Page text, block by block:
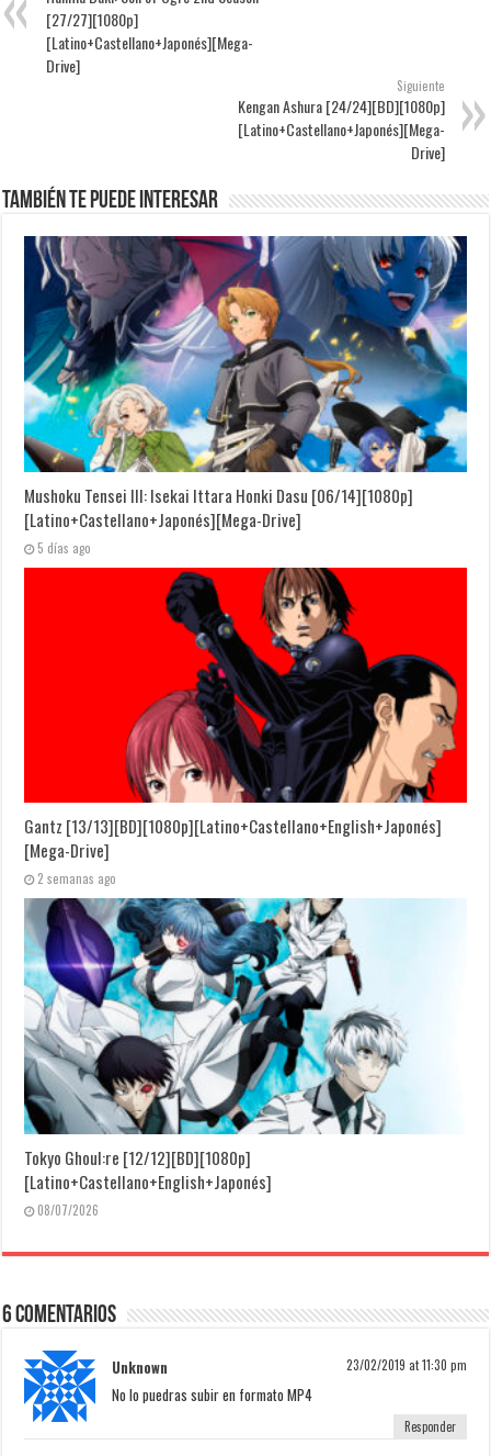
[27/27][1080p]
[Latino+Castellano+Japonés][Mega-
Drive]
Siguiente
Kengan Ashura [24/24][BD][1080p]
[Latino+Castellano+Japonés][Mega-
Drive]
También te puede interesar
Mushoku Tensei III: Isekai Ittara Honki Dasu [06/14][1080p]
[Latino+Castellano+Japonés][Mega-Drive]
5 días ago
Gantz [13/13][BD][1080p][Latino+Castellano+English+Japonés]
[Mega-Drive]
2 semanas ago
Tokyo Ghoul:re [12/12][BD][1080p]
[Latino+Castellano+English+Japonés]
08/07/2026
6 Comentarios
Unknown 23/02/2019 at 11:30 pm
No lo puedras subir en formato MP4
Responder